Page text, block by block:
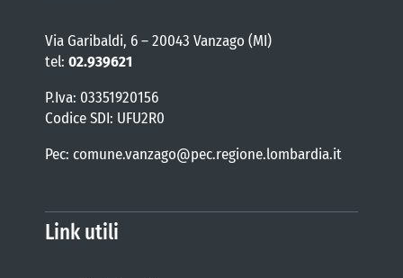
Via Garibaldi, 6 – 20043 Vanzago (MI)
tel: 02.939621
P.Iva: 03351920156
Codice SDI: UFU2R0
Pec: comune.vanzago@pec.regione.lombardia.it
Link utili